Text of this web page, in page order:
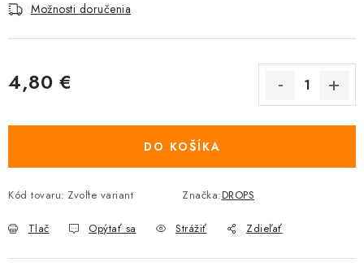
Možnosti doručenia
4,80 €
DO KOŠÍKA
Kód tovaru: Zvoľte variant Značka:DROPS
Tlač Opýtať sa Strážiť Zdieľať